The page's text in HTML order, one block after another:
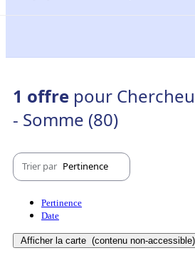
1 offre pour
- Somme (80)
Trier par Pertinence
Pertinence
Date
Afficher la carte (contenu non-accessible)